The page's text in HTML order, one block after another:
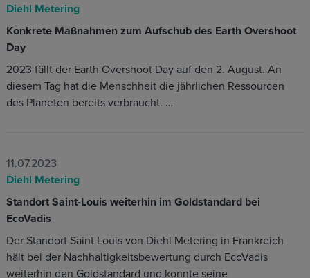
Diehl Metering
Konkrete Maßnahmen zum Aufschub des Earth Overshoot
Day
2023 fällt der Earth Overshoot Day auf den 2. August. An
diesem Tag hat die Menschheit die jährlichen Ressourcen
des Planeten bereits verbraucht. …
11.07.2023
Diehl Metering
Standort Saint-Louis weiterhin im Goldstandard bei
EcoVadis
Der Standort Saint Louis von Diehl Metering in Frankreich
hält bei der Nachhaltigkeitsbewertung durch EcoVadis
weiterhin den Goldstandard und konnte seine